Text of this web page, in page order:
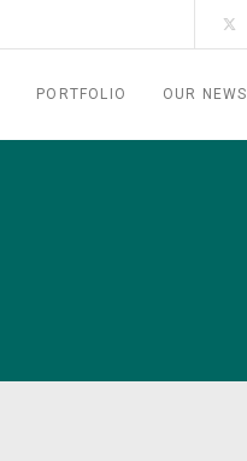
PORTFOLIO OUR NEWS